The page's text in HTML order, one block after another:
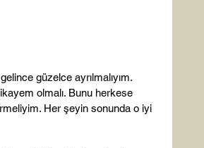
güzelce ayrılmalıyım.
olmalı. Bunu herkese
Her şeyin sonunda o iyi